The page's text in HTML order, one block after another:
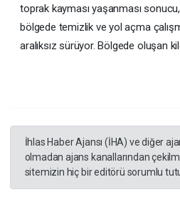
toprak kayması yaşanması
bölgede temizlik ve yol açma
aralıksız sürüyor. Bölgede oluşan
İhlas Haber Ajansı (İHA) ve diğer
olmadan ajans kanallarından
sitemizin hiç bir editörü sorumlu